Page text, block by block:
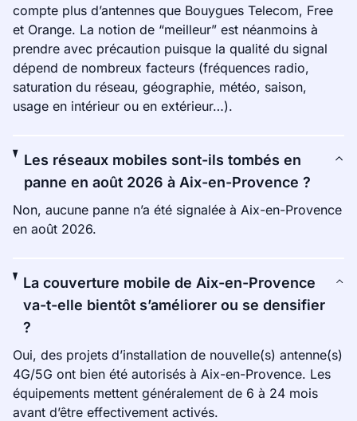
compte plus d’antennes que Bouygues Telecom, Free
et Orange. La notion de “meilleur” est néanmoins à
prendre avec précaution puisque la qualité du signal
dépend de nombreux facteurs (fréquences radio,
saturation du réseau, géographie, météo, saison,
usage en intérieur ou en extérieur…).
Les réseaux mobiles sont-ils tombés en
panne en août 2026 à Aix-en-Provence ?
Non, aucune panne n’a été signalée à Aix-en-Provence
en août 2026.
La couverture mobile de Aix-en-Provence
va-t-elle bientôt s’améliorer ou se densifier
?
Oui, des projets d’installation de nouvelle(s) antenne(s)
4G/5G ont bien été autorisés à Aix-en-Provence. Les
équipements mettent généralement de 6 à 24 mois
avant d’être effectivement activés.